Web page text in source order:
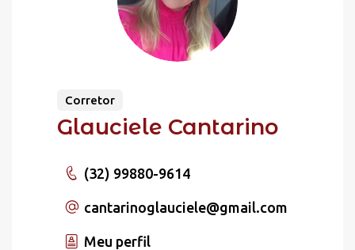
Corretor
Glauciele Cantarino
(32) 99880-9614
cantarinoglauciele@gmail.com
Meu perfil